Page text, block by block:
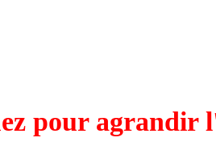
pour agrandir